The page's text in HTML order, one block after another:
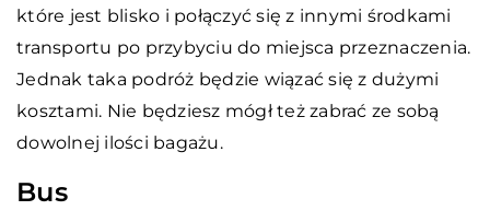
które jest blisko i połączyć się z innymi środkami
transportu po przybyciu do miejsca przeznaczenia.
Jednak taka podróż będzie wiązać się z dużymi
kosztami. Nie będziesz mógł też zabrać ze sobą
dowolnej ilości bagażu.
Bus